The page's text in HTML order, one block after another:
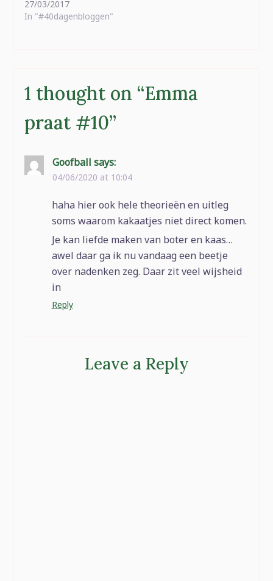
27/03/2017
In "#40dagenbloggen"
1 thought on “Emma
praat #10”
Goofball says:
04/06/2020 at 10:04
haha hier ook hele theorieën en uitleg
soms waarom kakaatjes niet direct komen.
Je kan liefde maken van boter en kaas…
awel daar ga ik nu vandaag een beetje
over nadenken zeg. Daar zit veel wijsheid
in
Reply
Leave a Reply